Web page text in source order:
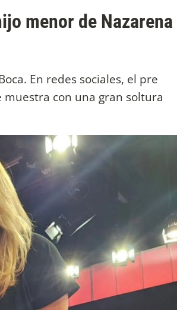
menor de Nazarena
En redes sociales, el pre
con una gran soltura